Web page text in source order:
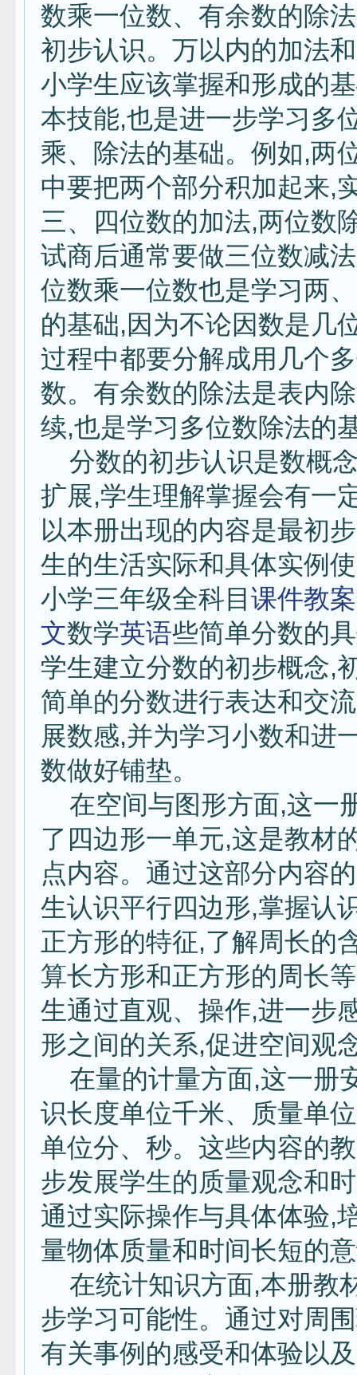
数乘一位数、有余数的除
初步认识。万以内的加法
小学生应该掌握和形成的
本技能,也是进一步学习多
乘、除法的基础。例如,两
中要把两个部分积加起来,
三、四位数的加法,两位数
试商后通常要做三位数减
位数乘一位数也是学习两
的基础,因为不论因数是几
过程中都要分解成用几个
数。有余数的除法是表内
续,也是学习多位数除法的
分数的初步认识是数概
扩展,学生理解掌握会有一
以本册出现的内容是最初
生的生活实际和具体实例
小学三年级全科目课件教案
文数学英语些简单分数的
学生建立分数的初步概念,
简单的分数进行表达和交
展数感,并为学习小数和进
数做好铺垫。
在空间与图形方面,这一
了四边形一单元,这是教材
点内容。通过这部分内容
生认识平行四边形,掌握认
正方形的特征,了解周长的
算长方形和正方形的周长
生通过直观、操作,进一步
形之间的关系,促进空间观
在量的计量方面,这一册
识长度单位千米、质量单
单位分、秒。这些内容的
步发展学生的质量观念和
通过实际操作与具体体验,
量物体质量和时间长短的
在统计知识方面,本册教
步学习可能性。通过对周
有关事例的感受和体验以